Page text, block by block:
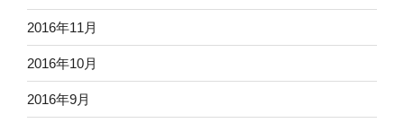
2016年11月
2016年10月
2016年9月